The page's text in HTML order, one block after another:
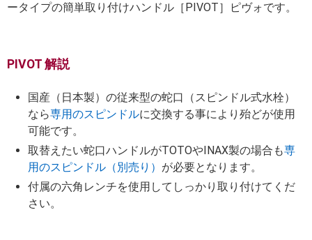
ータイプの簡単取り付けハンドル［PIVOT］ピヴォです。
PIVOT 解説
国産（日本製）の従来型の蛇口（スピンドル式水栓）
なら専用のスピンドルに交換する事により殆どが使用
可能です。
取替えたい蛇口ハンドルがTOTOやINAX製の場合も専
用のスピンドル（別売り） が必要となります。
付属の六角レンチを使用してしっかり取り付けてくだ
さい。